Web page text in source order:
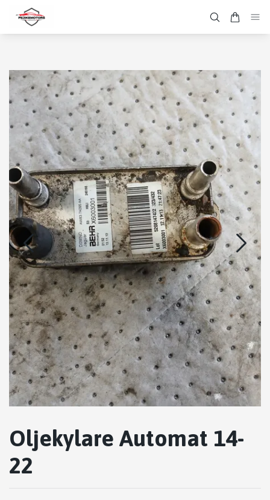
Oljekylare Automat 14-
22